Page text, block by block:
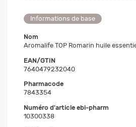
Informations de base
Nom
Aromalife TOP Romarin huile
EAN/GTIN
7640479232040
Pharmacode
7843354
Numéro d'article ebi-pharm
10300338